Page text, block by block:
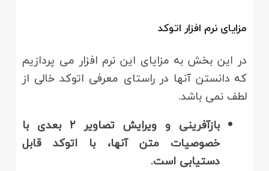
مزایای نرم افزار اتوکد
در این بخش به مزایای این نرم افزار می پردازیم
که دانستن آنها در راستای معرفی اتوکد خالی از
لطف نمی باشد.
بازآفرینی و ویرایش تصاویر 2 بعدی با
خصوصیات متن آنها، با اتوکد قابل
دستیابی است.